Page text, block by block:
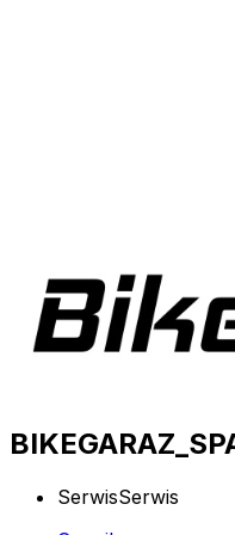
SerwisSerwis